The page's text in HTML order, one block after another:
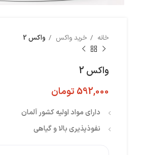
خانه خرید واکس واکس 2
واکس 2
592,000 تومان
دارای مواد اولیه کشور آلمان
نفوذپذیری بالا و گیاهی